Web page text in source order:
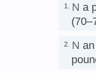
1. N a
2. N